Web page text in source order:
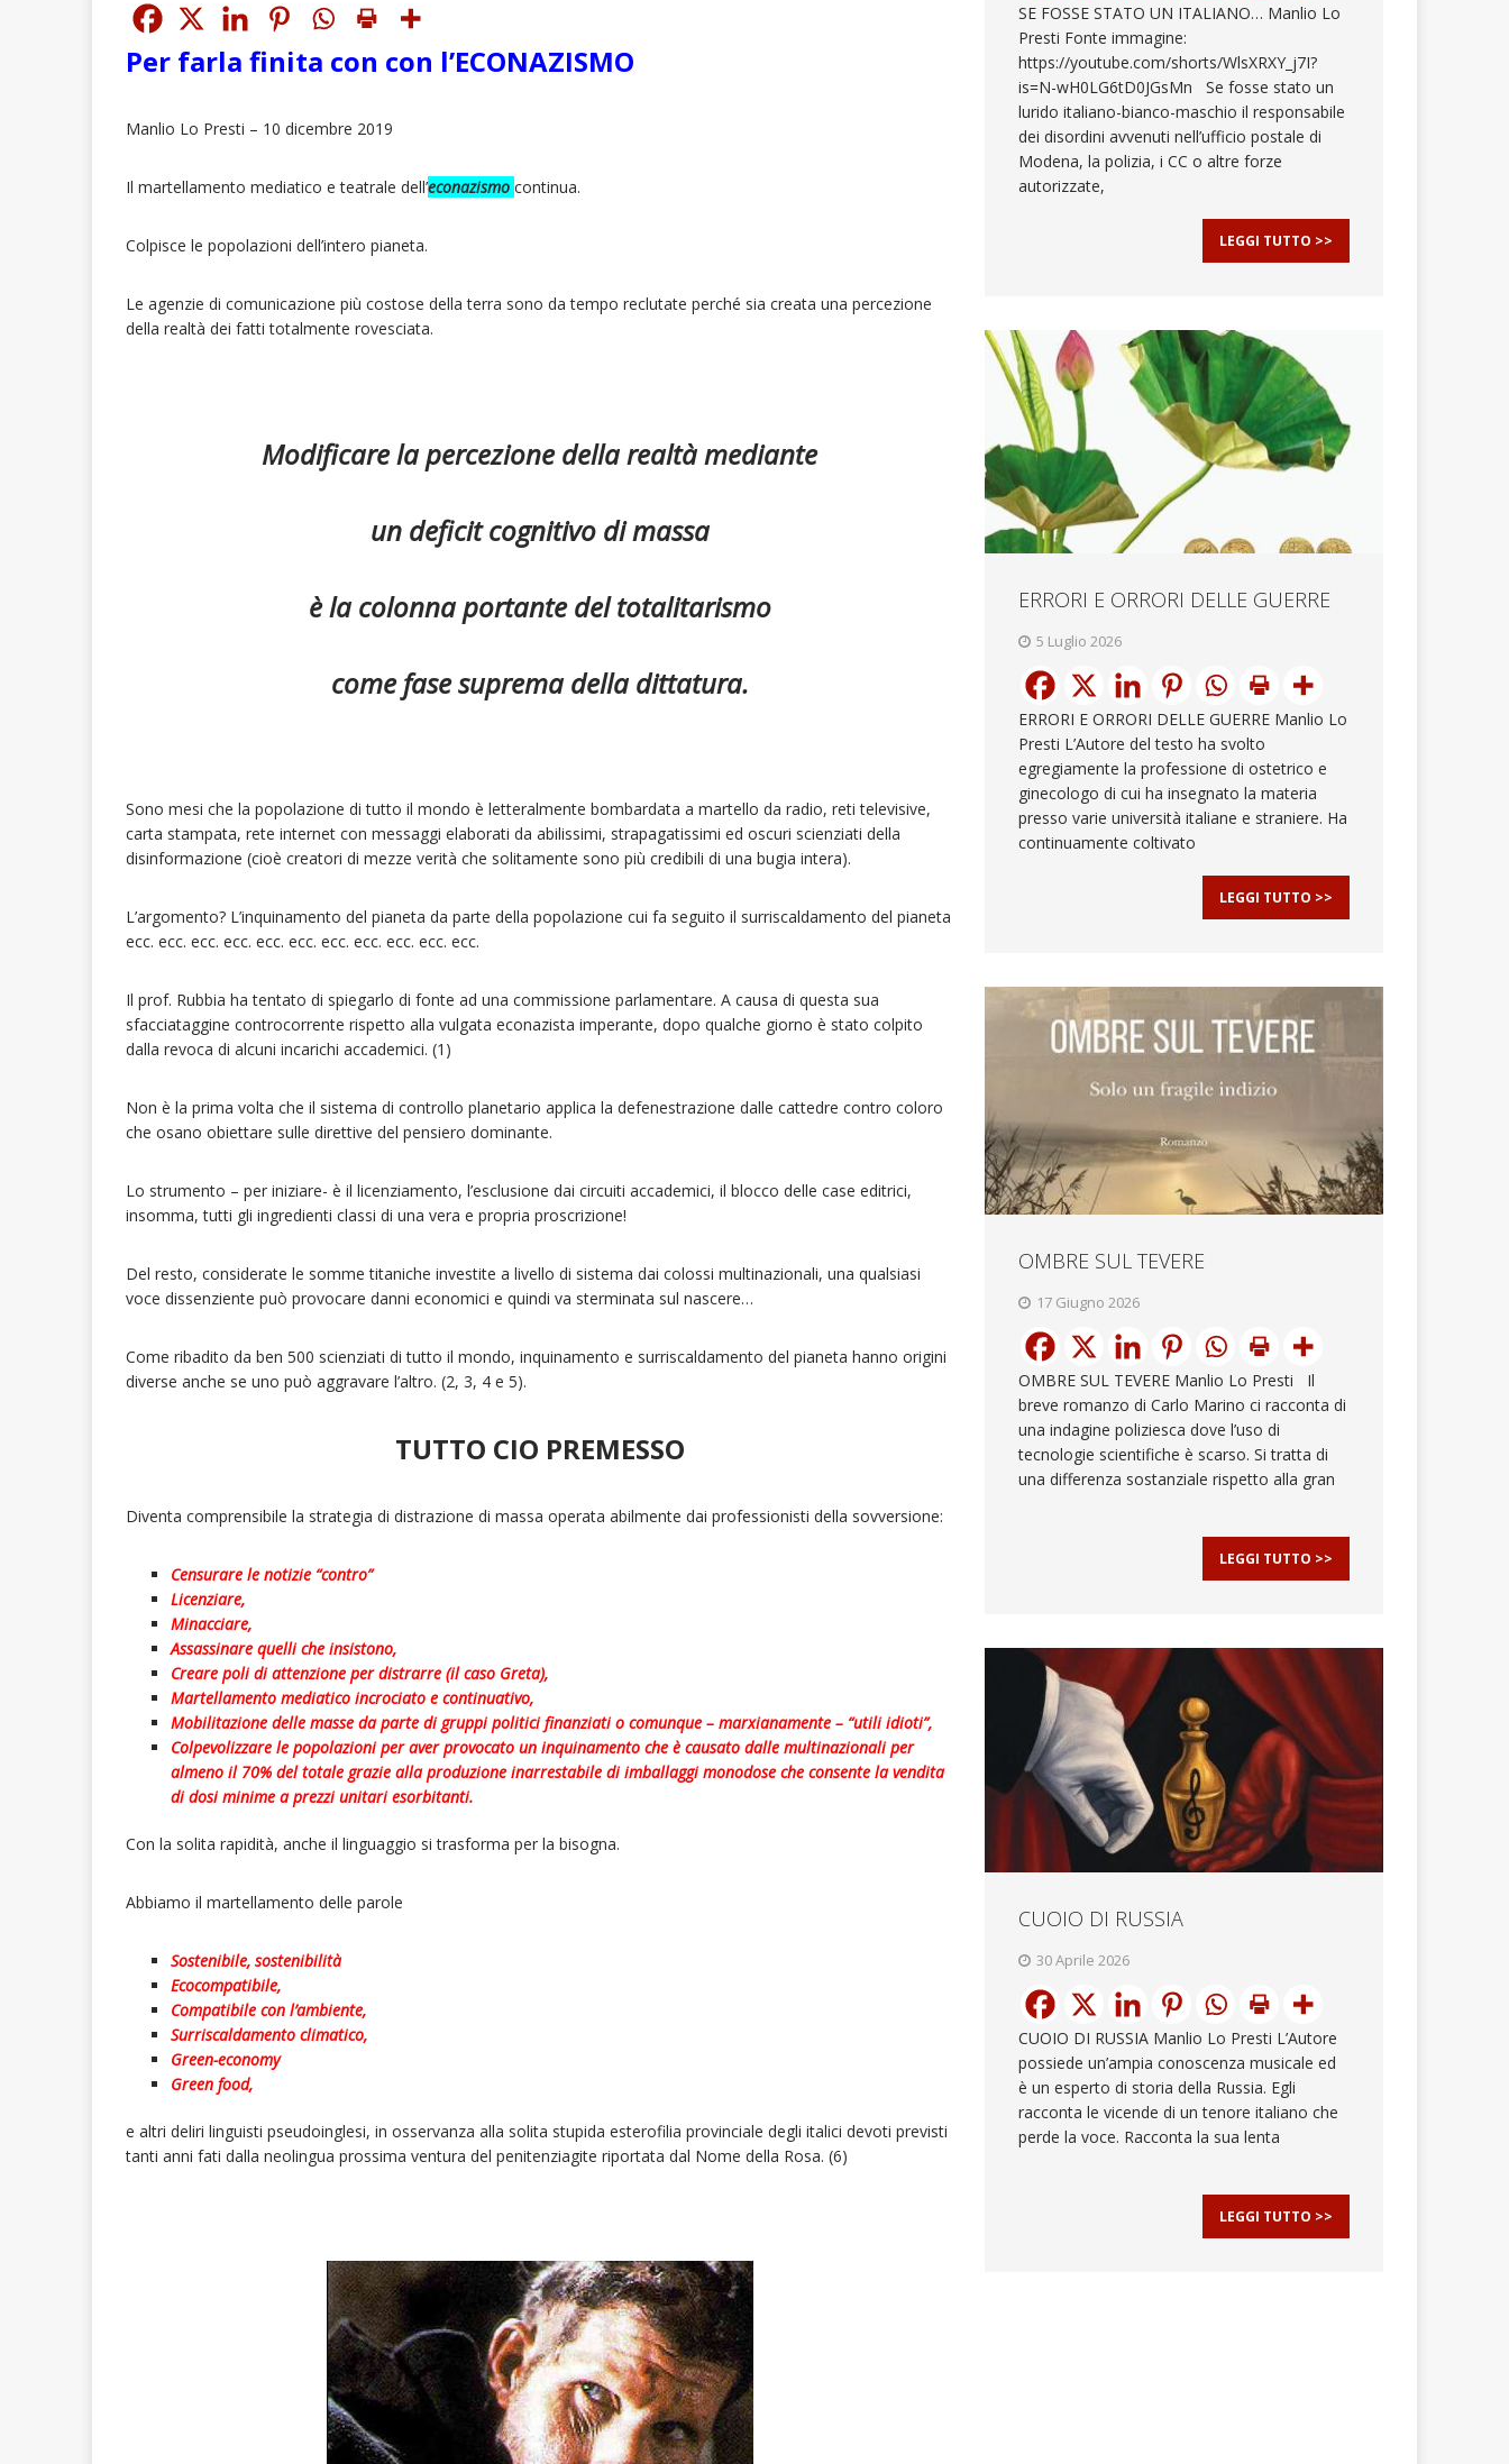
Per farla finita con con l’ECONAZISMO
Manlio Lo Presti – 10 dicembre 2019
Il martellamento mediatico e teatrale dell’econazismo continua.
Colpisce le popolazioni dell’intero pianeta.
Le agenzie di comunicazione più costose della terra sono da tempo reclutate perché sia creata una percezione
della realtà dei fatti totalmente rovesciata.
Modificare la percezione della realtà mediante
un deficit cognitivo di massa
è la colonna portante del totalitarismo
come fase suprema della dittatura.
Sono mesi che la popolazione di tutto il mondo è letteralmente bombardata a martello da radio, reti televisive,
carta stampata, rete internet con messaggi elaborati da abilissimi, strapagatissimi ed oscuri scienziati della
disinformazione (cioè creatori di mezze verità che solitamente sono più credibili di una bugia intera).
L’argomento? L’inquinamento del pianeta da parte della popolazione cui fa seguito il surriscaldamento del pianeta
ecc. ecc. ecc. ecc. ecc. ecc. ecc. ecc. ecc. ecc. ecc.
Il prof. Rubbia ha tentato di spiegarlo di fonte ad una commissione parlamentare. A causa di questa sua
sfacciataggine controcorrente rispetto alla vulgata econazista imperante, dopo qualche giorno è stato colpito
dalla revoca di alcuni incarichi accademici. (1)
Non è la prima volta che il sistema di controllo planetario applica la defenestrazione dalle cattedre contro coloro
che osano obiettare sulle direttive del pensiero dominante.
Lo strumento – per iniziare- è il licenziamento, l’esclusione dai circuiti accademici, il blocco delle case editrici,
insomma, tutti gli ingredienti classi di una vera e propria proscrizione!
Del resto, considerate le somme titaniche investite a livello di sistema dai colossi multinazionali, una qualsiasi
voce dissenziente può provocare danni economici e quindi va sterminata sul nascere…
Come ribadito da ben 500 scienziati di tutto il mondo, inquinamento e surriscaldamento del pianeta hanno origini
diverse anche se uno può aggravare l’altro. (2, 3, 4 e 5).
TUTTO CIO PREMESSO
Diventa comprensibile la strategia di distrazione di massa operata abilmente dai professionisti della sovversione:
Censurare le notizie “contro”
Licenziare,
Minacciare,
Assassinare quelli che insistono,
Creare poli di attenzione per distrarre (il caso Greta),
Martellamento mediatico incrociato e continuativo,
Mobilitazione delle masse da parte di gruppi politici finanziati o comunque – marxianamente – “utili idioti”,
Colpevolizzare le popolazioni per aver provocato un inquinamento che è causato dalle multinazionali per
almeno il 70% del totale grazie alla produzione inarrestabile di imballaggi monodose che consente la vendita
di dosi minime a prezzi unitari esorbitanti.
Con la solita rapidità, anche il linguaggio si trasforma per la bisogna.
Abbiamo il martellamento delle parole
Sostenibile, sostenibilità
Ecocompatibile,
Compatibile con l’ambiente,
Surriscaldamento climatico,
Green-economy
Green food,
e altri deliri linguisti pseudoinglesi, in osservanza alla solita stupida esterofilia provinciale degli italici devoti previsti
tanti anni fati dalla neolingua prossima ventura del penitenziagite riportata dal Nome della Rosa. (6)
SE FOSSE STATO UN ITALIANO… Manlio Lo
Presti Fonte immagine:
https://youtube.com/shorts/WlsXRXY_j7I?
is=N-wH0LG6tD0JGsMn Se fosse stato un
lurido italiano-bianco-maschio il responsabile
dei disordini avvenuti nell’ufficio postale di
Modena, la polizia, i CC o altre forze
autorizzate,
LEGGI TUTTO >>
ERRORI E ORRORI DELLE GUERRE
5 Luglio 2026
ERRORI E ORRORI DELLE GUERRE Manlio Lo
Presti L’Autore del testo ha svolto
egregiamente la professione di ostetrico e
ginecologo di cui ha insegnato la materia
presso varie università italiane e straniere. Ha
continuamente coltivato
LEGGI TUTTO >>
OMBRE SUL TEVERE
17 Giugno 2026
OMBRE SUL TEVERE Manlio Lo Presti Il
breve romanzo di Carlo Marino ci racconta di
una indagine poliziesca dove l’uso di
tecnologie scientifiche è scarso. Si tratta di
una differenza sostanziale rispetto alla gran
LEGGI TUTTO >>
CUOIO DI RUSSIA
30 Aprile 2026
CUOIO DI RUSSIA Manlio Lo Presti L’Autore
possiede un’ampia conoscenza musicale ed
è un esperto di storia della Russia. Egli
racconta le vicende di un tenore italiano che
perde la voce. Racconta la sua lenta
LEGGI TUTTO >>